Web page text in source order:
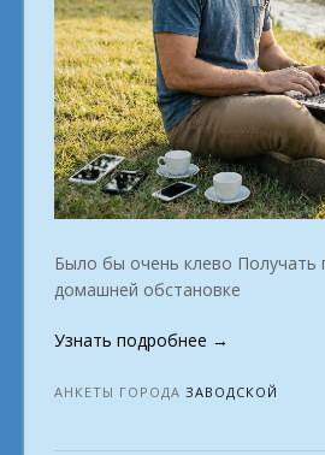
Было бы очень клево Получать
домашней обстановке
Узнать подробнее «Список
работы
→
АНКЕТЫ ГОРОДА ЗАВОДСКОЙ